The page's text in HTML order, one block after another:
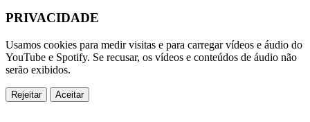
PRIVACIDADE
Usamos cookies para medir visitas e para carregar vídeos e áudio do
YouTube e Spotify. Se recusar, os vídeos e conteúdos de áudio não
serão exibidos.
Rejeitar Aceitar